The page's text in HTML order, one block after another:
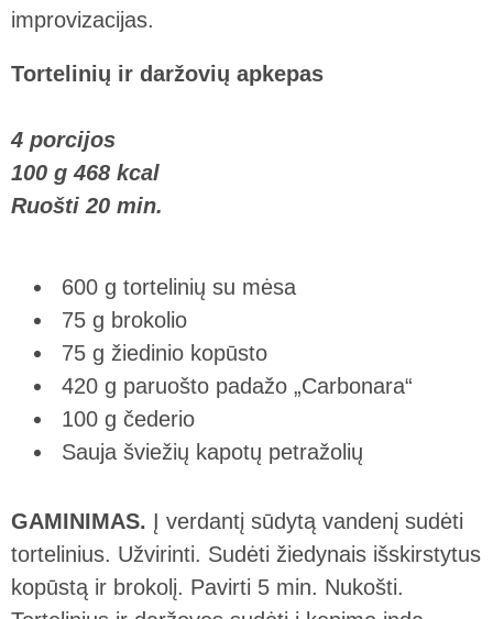
improvizacijas.
Tortelinių ir daržovių apkepas
4 porcijos
100 g 468 kcal
Ruošti 20 min.
600 g tortelinių su mėsa
75 g brokolio
75 g žiedinio kopūsto
420 g paruošto padažo „Carbonara“
100 g čederio
Sauja šviežių kapotų petražolių
GAMINIMAS. Į verdantį sūdytą vandenį sudėti
tortelinius. Užvirinti. Sudėti žiedynais išskirstytus
kopūstą ir brokolį. Pavirti 5 min. Nukošti.